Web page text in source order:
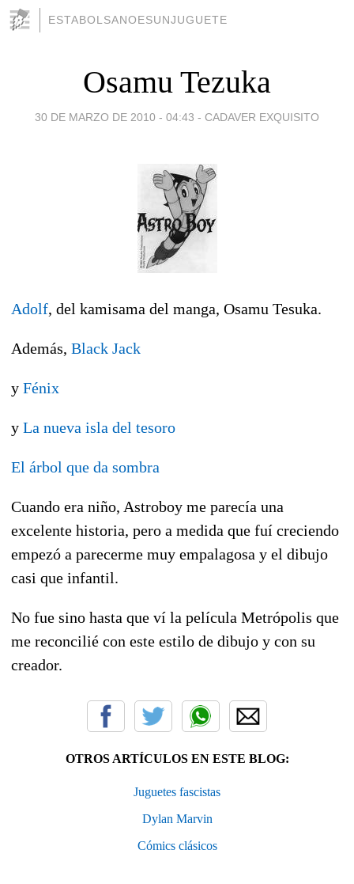
ESTABOLSANOESUNJUGUETE
Osamu Tezuka
30 DE MARZO DE 2010 - 04:43 - CADAVER EXQUISITO
Adolf, del kamisama del manga, Osamu Tesuka.
Además, Black Jack
y Fénix
y La nueva isla del tesoro
El árbol que da sombra
Cuando era niño, Astroboy me parecía una
excelente historia, pero a medida que fuí creciendo
empezó a parecerme muy empalagosa y el dibujo
casi que infantil.
No fue sino hasta que ví la película Metrópolis que
me reconcilié con este estilo de dibujo y con su
creador.
OTROS ARTÍCULOS EN ESTE BLOG:
Juguetes fascistas
Dylan Marvin
Cómics clásicos